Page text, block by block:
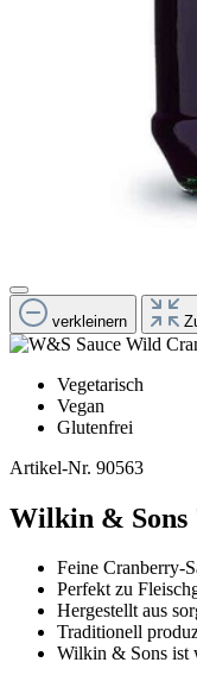
verkleinern
Vegetarisch
Vegan
Glutenfrei
Artikel-Nr. 90563
Wilkin & Sons
Feine Cranberry-
Perfekt zu
Hergestellt aus
Traditionell
Wilkin & Sons ist